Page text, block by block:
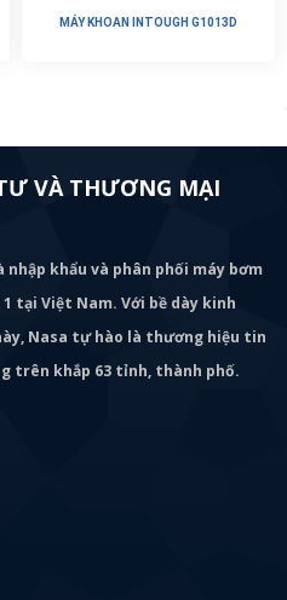
MÁY KHOAN INTOUGH G1013D
VÀ THƯƠNG MẠI
nhập khẩu và phân phối máy bơm
tại Việt Nam. Với bề dày kinh
Nasa tự hào là thương hiệu tin
trên khắp 63 tỉnh, thành phố.